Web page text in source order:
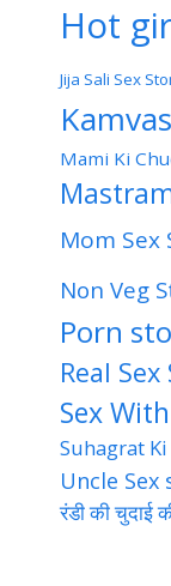
Hot
Jija Sali Sex
Mami Ki
Mom Sex
Non Veg
Porn
Real
Sex
Suhagrat
Uncle Sex
रंडी की चुदाई